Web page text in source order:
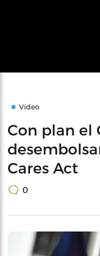
Video
Con plan el
Cares Act
0